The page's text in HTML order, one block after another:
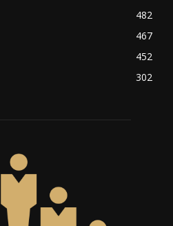
482
467
452
302